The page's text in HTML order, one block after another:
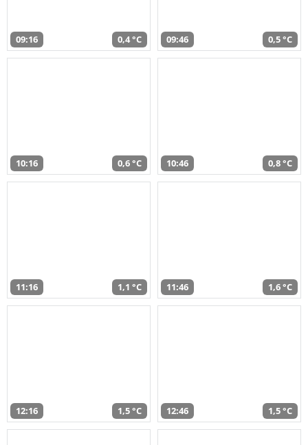
09:16 0,4 °C 09:46 0,5 °C
10:16 0,6 °C 10:46 0,8 °C
11:16 1,1 °C 11:46 1,6 °C
12:16 1,5 °C 12:46 1,5 °C